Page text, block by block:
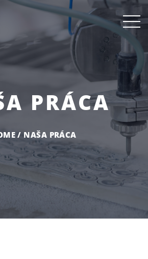
PRÁCA
/NAŠA PRÁCA